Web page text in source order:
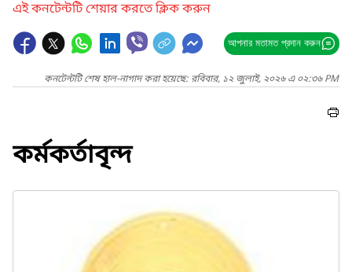
এই কনটেন্টটি শেয়ার করতে ক্লিক করুন
আপনার মতামত প্রদান করুন
কনটেন্টটি শেষ হাল-নাগাদ করা হয়েছে: রবিবার, ১২ জুলাই, ২০২৬ এ ০২:৩৬ PM
কর্মকর্তাবৃন্দ